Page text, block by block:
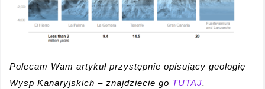
Polecam Wam artykuł przystępnie opisujący geologię
Wysp Kanaryjskich – znajdziecie go TUTAJ.